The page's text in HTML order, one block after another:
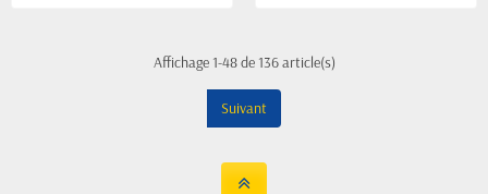
Affichage 1-48 de 136 article(s)
Suivant